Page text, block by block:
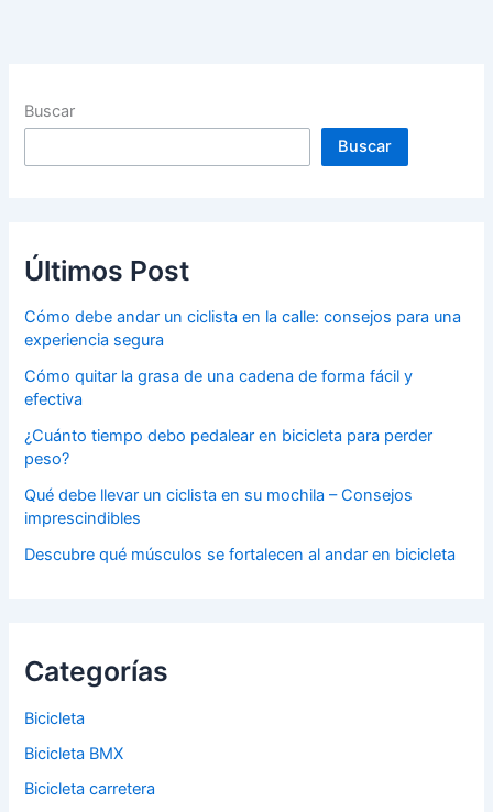
Buscar
Buscar
Últimos Post
Cómo debe andar un ciclista en la calle: consejos para una
experiencia segura
Cómo quitar la grasa de una cadena de forma fácil y
efectiva
¿Cuánto tiempo debo pedalear en bicicleta para perder
peso?
Qué debe llevar un ciclista en su mochila – Consejos
imprescindibles
Descubre qué músculos se fortalecen al andar en bicicleta
Categorías
Bicicleta
Bicicleta BMX
Bicicleta carretera